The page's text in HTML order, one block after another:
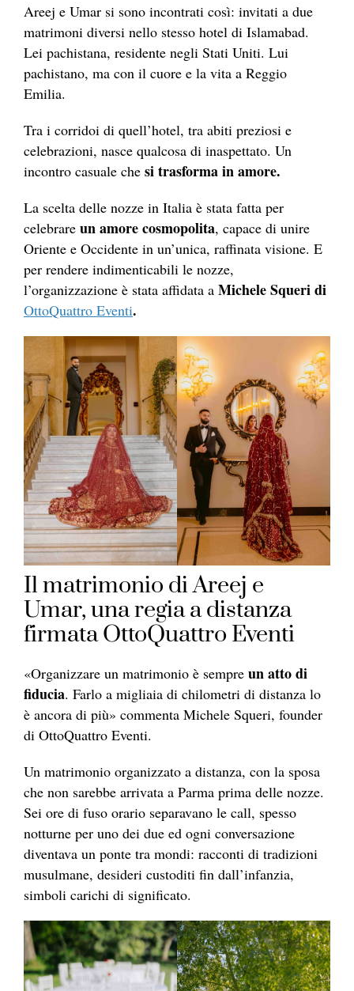
Areej e Umar si sono incontrati così: invitati a due
matrimoni diversi nello stesso hotel di Islamabad.
Lei pachistana, residente negli Stati Uniti. Lui
pachistano, ma con il cuore e la vita a Reggio
Emilia.
Tra i corridoi di quell’hotel, tra abiti preziosi e
celebrazioni, nasce qualcosa di inaspettato. Un
incontro casuale che si trasforma in amore.
La scelta delle nozze in Italia è stata fatta per
celebrare un amore cosmopolita, capace di unire
Oriente e Occidente in un’unica, raffinata visione. E
per rendere indimenticabili le nozze,
l’organizzazione è stata affidata a Michele Squeri di
OttoQuattro Eventi.
Il matrimonio di Areej e
Umar, una regia a distanza
firmata OttoQuattro Eventi
«Organizzare un matrimonio è sempre un atto di
fiducia. Farlo a migliaia di chilometri di distanza lo
è ancora di più» commenta Michele Squeri, founder
di OttoQuattro Eventi.
Un matrimonio organizzato a distanza, con la sposa
che non sarebbe arrivata a Parma prima delle nozze.
Sei ore di fuso orario separavano le call, spesso
notturne per uno dei due ed ogni conversazione
diventava un ponte tra mondi: racconti di tradizioni
musulmane, desideri custoditi fin dall’infanzia,
simboli carichi di significato.